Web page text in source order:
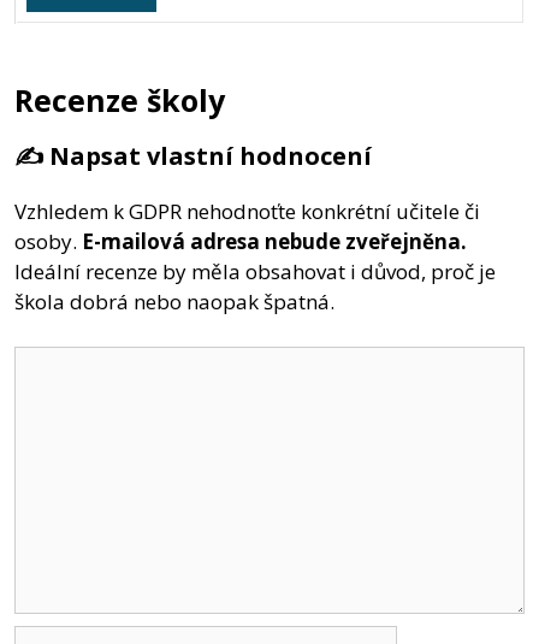
Recenze školy
✍️ Napsat vlastní hodnocení
Vzhledem k GDPR nehodnoťte konkrétní učitele či
osoby. E-mailová adresa nebude zveřejněna.
Ideální recenze by měla obsahovat i důvod, proč je
škola dobrá nebo naopak špatná.